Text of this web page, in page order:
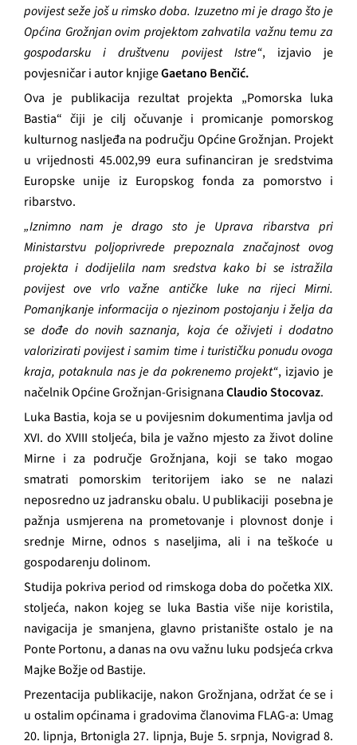
povijest seže još u rimsko doba. Izuzetno mi je drago što je
Općina Grožnjan ovim projektom zahvatila važnu temu za
gospodarsku i društvenu povijest Istre“, izjavio je
povjesničar i autor knjigeGaetano Benčić.
Ova je publikacija rezultat projekta „Pomorska luka
Bastia“ čiji je cilj očuvanje i promicanje pomorskog
kulturnog nasljeđa na području Općine Grožnjan. Projekt
u vrijednosti 45.002,99 eura sufinanciran je sredstvima
Europske unije iz Europskog fonda za pomorstvo i
ribarstvo.
„Iznimno nam je drago sto je Uprava ribarstva pri
Ministarstvu poljoprivrede prepoznala značajnost ovog
projekta i dodijelila nam sredstva kako bi se istražila
povijest ove vrlo važne antičke luke na rijeci Mirni.
Pomanjkanje informacija o njezinom postojanju i želja da
se dođe do novih saznanja, koja će oživjeti i dodatno
valorizirati povijest i samim time i turističku ponudu ovoga
kraja, potaknula nas je da pokrenemo projekt“, izjavio je
načelnik Općine Grožnjan-GrisignanaClaudio Stocovaz.
Luka Bastia, koja se u povijesnim dokumentima javlja od
XVI. do XVIII stoljeća, bila je važno mjesto za život doline
Mirne i za područje Grožnjana, koji se tako mogao
smatrati pomorskim teritorijem iako se ne nalazi
neposredno uz jadransku obalu. U publikaciji posebna je
pažnja usmjerena na prometovanje i plovnost donje i
srednje Mirne, odnos s naseljima, ali i na teškoće u
gospodarenju dolinom.
Studija pokriva period od rimskoga doba do početka XIX.
stoljeća, nakon kojeg se luka Bastia više nije koristila,
navigacija je smanjena, glavno pristanište ostalo je na
Ponte Portonu, a danas na ovu važnu luku podsjeća crkva
Majke Božje od Bastije.
Prezentacija publikacije, nakon Grožnjana, održat će se i
u ostalim općinama i gradovima članovima FLAG-a: Umag
20. lipnja, Brtonigla 27. lipnja, Buje 5. srpnja, Novigrad 8.